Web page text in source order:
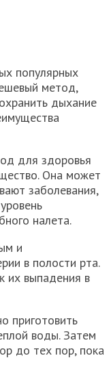
популярных
метод,
дыхание
для здоровья
Она может
заболевания,
налета.
и
в полости рта.
их выпадения в
приготовить
воды. Затем
до тех пор, пока